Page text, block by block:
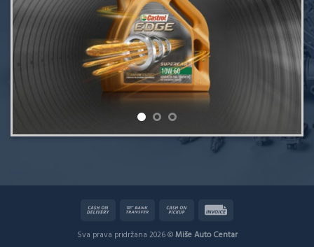
Sva prava pridržana 2026 ©Miše Auto Centar